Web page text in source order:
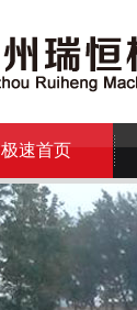
极速首页